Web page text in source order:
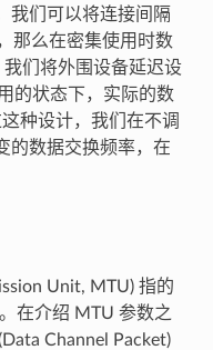
我们可以将连接间隔
那么在密集使用时数
们将外围设备延迟设
的状态下，实际的数
种设计，我们在不调
的数据交换频率，在
Unit, MTU) 指的
在介绍 MTU 参数之
Channel Packet)